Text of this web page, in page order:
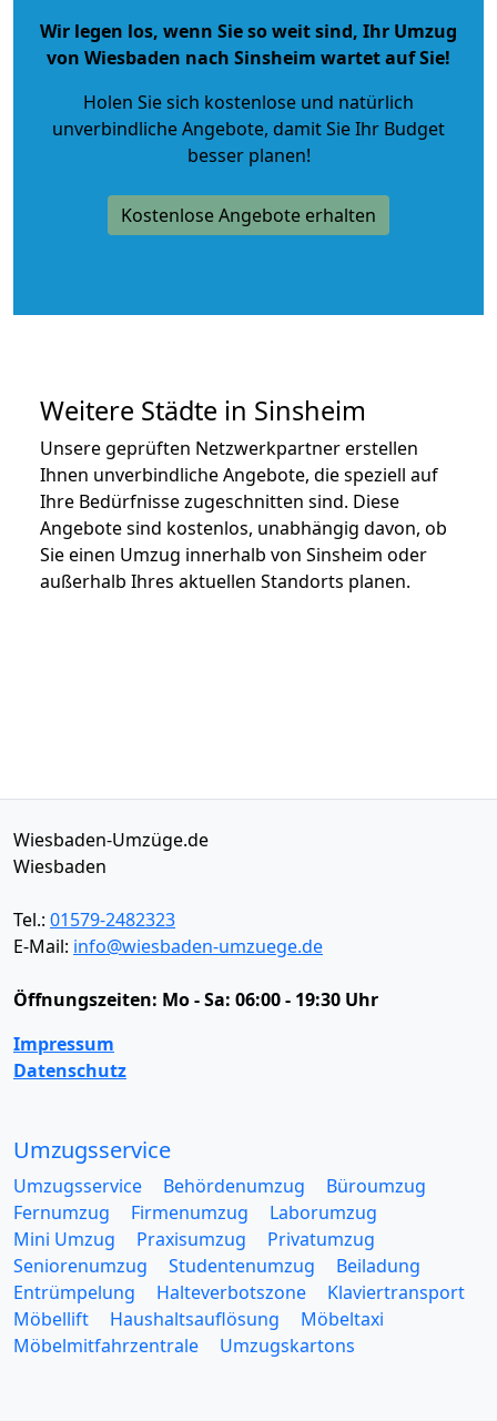
Wir legen los, wenn Sie so weit sind, Ihr Umzug
von Wiesbaden nach Sinsheim wartet auf Sie!
Holen Sie sich kostenlose und natürlich
unverbindliche Angebote, damit Sie Ihr Budget
besser planen!
Kostenlose Angebote erhalten
Weitere Städte in Sinsheim
Unsere geprüften Netzwerkpartner erstellen
Ihnen unverbindliche Angebote, die speziell auf
Ihre Bedürfnisse zugeschnitten sind. Diese
Angebote sind kostenlos, unabhängig davon, ob
Sie einen Umzug innerhalb von Sinsheim oder
außerhalb Ihres aktuellen Standorts planen.
Wiesbaden-Umzüge.de
Wiesbaden
Tel.: 01579-2482323
E-Mail: info@wiesbaden-umzuege.de
Öffnungszeiten: Mo - Sa: 06:00 - 19:30 Uhr
Impressum
Datenschutz
Umzugsservice
Umzugsservice Behördenumzug
Büroumzug
Fernumzug
Firmenumzug
Laborumzug
Mini Umzug
Praxisumzug
Privatumzug
Seniorenumzug
Studentenumzug
Beiladung
Entrümpelung
Halteverbotszone
Klaviertransport
Möbellift
Haushaltsauflösung
Möbeltaxi
Möbelmitfahrzentrale
Umzugskartons